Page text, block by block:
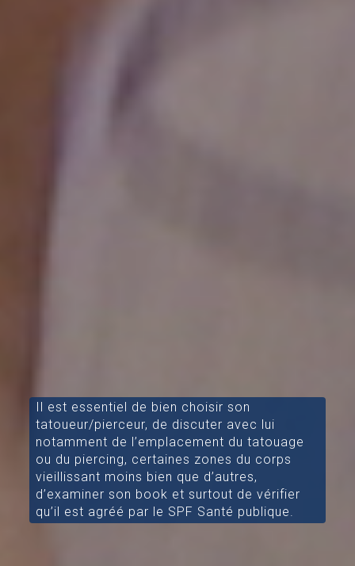
Il est essentiel de bien choisir son
tatoueur/pierceur, de discuter avec lui
notamment de l’emplacement du tatouage
ou du piercing, certaines zones du corps
vieillissant moins bien que d’autres,
d’examiner son book et surtout de vérifier
qu’il est agréé par le SPF Santé publique.